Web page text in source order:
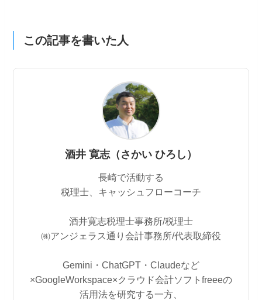
この記事を書いた人
酒井 寛志（さかい ひろし）
長崎で活動する
税理士、キャッシュフローコーチ
酒井寛志税理士事務所/税理士
㈱アンジェラス通り会計事務所/代表取締役
Gemini・ChatGPT・Claudeなど
×GoogleWorkspace×クラウド会計ソフトfreeeの
活用法を研究する一方、